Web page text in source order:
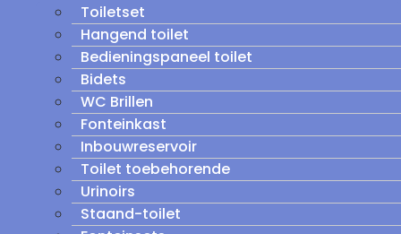
Toiletset
Hangend toilet
Bedieningspaneel toilet
Bidets
WC Brillen
Fonteinkast
Inbouwreservoir
Toilet toebehorende
Urinoirs
Staand-toilet